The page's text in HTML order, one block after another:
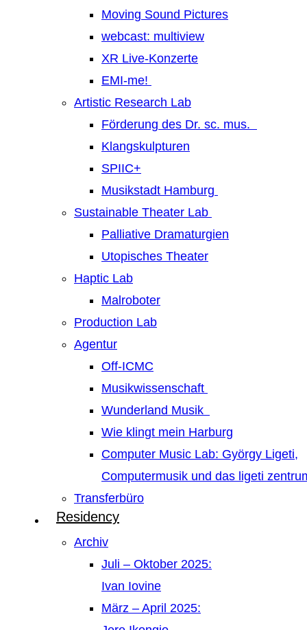
Moving Sound Pictures
webcast: multiview
XR Live-Konzerte
EMI-me!
Artistic Research Lab
Förderung des Dr. sc. mus.
Klangskulpturen
SPIIC+
Musikstadt Hamburg
Sustainable Theater Lab
Palliative Dramaturgien
Utopisches Theater
Haptic Lab
Malroboter
Production Lab
Agentur
Off-ICMC
Musikwissenschaft
Wunderland Musik
Wie klingt mein Harburg
Computer Music Lab: György Ligeti,
Computermusik und das ligeti
Transferbüro
Residency
Archiv
Juli – Oktober 2025:
Ivan Iovine
März – April 2025: